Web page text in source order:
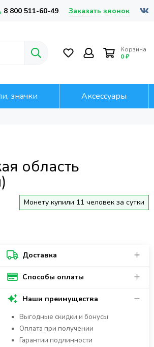
8 800 511-60-49 Заказать звонок
Корзина
0 ₽
значки Аксессуары
область
Монету купили 11 человек за сутки
Доставка
Способы оплаты
Наши преимущества
Выгодные скидки и бонусы
Оплата при получении
Гарантии подлинности